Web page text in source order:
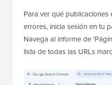
Para ver qué
errores, inicia sesión en tu
Navega al informe de
lista de todas las URLs